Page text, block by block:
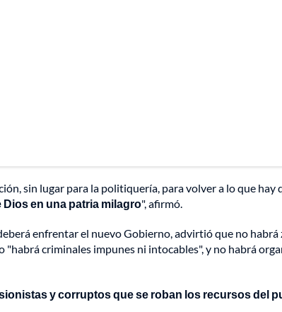
sin lugar para la politiquería, para volver a lo que hay
en una patria milagro", afirmó.
enfrentar el nuevo Gobierno, advirtió que no
criminales impunes ni intocables", y no habrá
y corruptos que se roban los recursos del